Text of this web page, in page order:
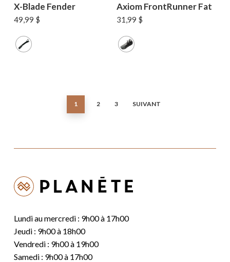
X-Blade Fender
49,99 $
Axiom FrontRunner Fat
31,99 $
1 2 3 SUIVANT
Lundi au mercredi : 9h00 à 17h00
Jeudi : 9h00 à 18h00
Vendredi : 9h00 à 19h00
Samedi : 9h00 à 17h00